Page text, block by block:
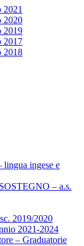
2021
2020
2019
2017
2018
ingese e
– a.s.
2019/2020
2021-2024
– Graduatorie